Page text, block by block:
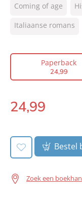
NUR:
Type:
Vertaler:
Aantal pagina's:
Verschijningsdatum:
Coming of age
Italiaanse romans
Paperback
24,99
Paperback:
24,99
Bestel
Zoek een